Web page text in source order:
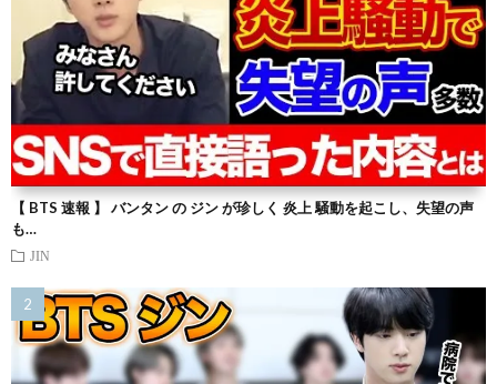
【 BTS 速報 】 バンタン の ジン が珍しく 炎上 騒動を起こし、失望の声
も…
JIN